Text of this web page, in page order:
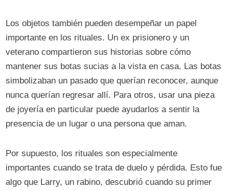
Los objetos también pueden desempeñar un papel
importante en los rituales. Un ex prisionero y un
veterano compartieron sus historias sobre cómo
mantener sus botas sucias a la vista en casa. Las botas
simbolizaban un pasado que querían reconocer, aunque
nunca querían regresar allí. Para otros, usar una pieza
de joyería en particular puede ayudarlos a sentir la
presencia de un lugar o una persona que aman.
Por supuesto, los rituales son especialmente
importantes cuando se trata de duelo y pérdida. Esto fue
algo que Larry, un rabino, descubrió cuando su primer